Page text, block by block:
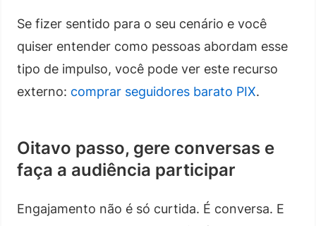
Se fizer sentido para o seu cenário e você
quiser entender como pessoas abordam esse
tipo de impulso, você pode ver este recurso
externo: comprar seguidores barato PIX.
Oitavo passo, gere conversas e
faça a audiência participar
Engajamento não é só curtida. É conversa. E